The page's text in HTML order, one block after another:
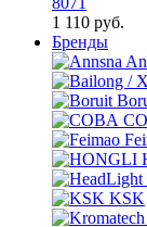
1 110 руб.
Бренды
KSK